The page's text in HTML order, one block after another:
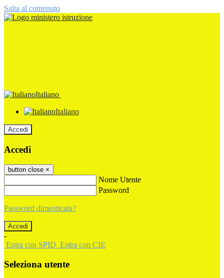
Salta al contenuto
Italiano
Italiano
Accedi
Accedi
button close ×
Nome Utente
Password
Password dimenticata?
-
Entra con SPID Entra con CIE
Seleziona utente